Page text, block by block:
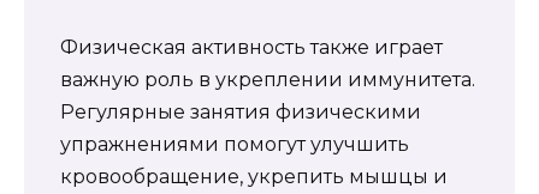
Физическая активность также играет
важную роль в укреплении иммунитета.
Регулярные занятия физическими
упражнениями помогут улучшить
кровообращение, укрепить мышцы и